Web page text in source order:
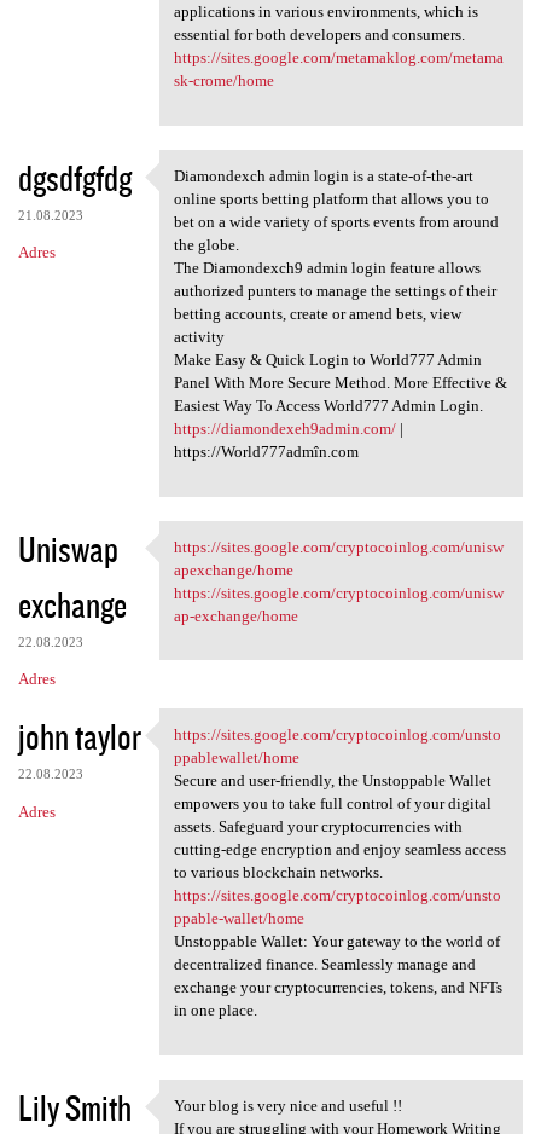
applications in various environments, which is
essential for both developers and consumers.
https://sites.google.com/metamaklog.com/metama
sk-crome/home
dgsdfgfdg
21.08.2023
Adres
Diamondexch admin login is a
Diamondexch admin login is a state-of-the-art
online sports betting platform that allows you to
bet on a wide variety of sports events from around
the globe.
The Diamondexch9 admin login feature allows
authorized punters to manage the settings of their
betting accounts, create or amend bets, view
activity
Make Easy & Quick Login to World777 Admin
Panel With More Secure Method. More Effective &
Easiest Way To Access World777 Admin Login.
https://diamondexeh9admin.com/|
https://World777admîn.com
Uniswap
exchange
22.08.2023
Adres
https://sites.google.com
https://sites.google.com/cryptocoinlog.com/unisw
apexchange/home
https://sites.google.com/cryptocoinlog.com/unisw
ap-exchange/home
john taylor
22.08.2023
Adres
https://sites.google.com
https://sites.google.com/cryptocoinlog.com/unsto
ppablewallet/home
Secure and user-friendly, the Unstoppable Wallet
empowers you to take full control of your digital
assets. Safeguard your cryptocurrencies with
cutting-edge encryption and enjoy seamless access
to various blockchain networks.
https://sites.google.com/cryptocoinlog.com/unsto
ppable-wallet/home
Unstoppable Wallet: Your gateway to the world of
decentralized finance. Seamlessly manage and
exchange your cryptocurrencies, tokens, and NFTs
in one place.
Lily Smith Your blog is very nice and
Your blog is very nice and useful !!
If you are struggling with your Homework Writing